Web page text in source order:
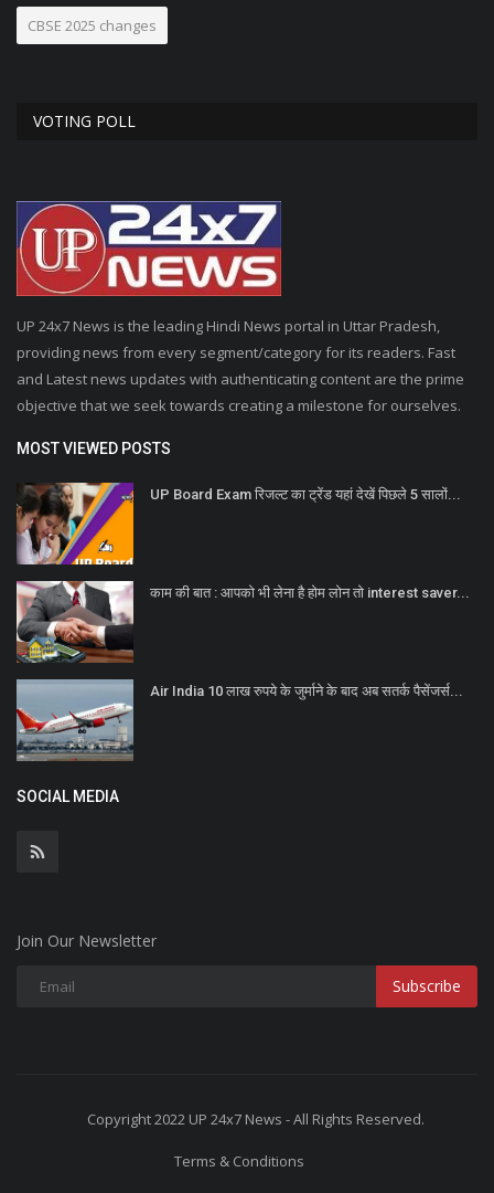
CBSE 2025 changes
VOTING POLL
UP 24x7 News is the leading Hindi News portal in Uttar Pradesh,
providing news from every segment/category for its readers. Fast
and Latest news updates with authenticating content are the prime
objective that we seek towards creating a milestone for ourselves.
MOST VIEWED POSTS
UP Board Exam रिजल्ट का ट्रेंड यहां देखें पिछले 5 सालों...
काम की बात : आपको भी लेना है होम लोन तो interest saver...
Air India 10 लाख रुपये के जुर्माने के बाद अब सतर्क पैसेंजर्स...
SOCIAL MEDIA
Join Our Newsletter
Subscribe
Copyright 2022 UP 24x7 News - All Rights Reserved.
Terms & Conditions